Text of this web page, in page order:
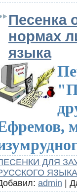
Песенка
нормах
языка
ДЛЯ
ЯЗЫКА
admin |